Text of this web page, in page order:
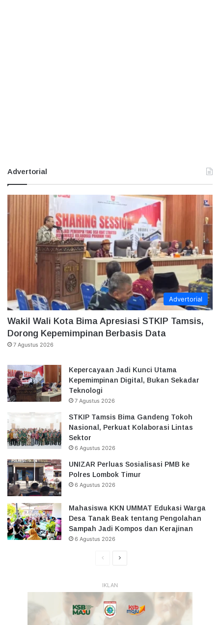
Advertorial
Advertorial
Wakil Wali Kota Bima Apresiasi STKIP Tamsis,
Dorong Kepemimpinan Berbasis Data
7 Agustus 2026
Kepercayaan Jadi Kunci Utama
Kepemimpinan Digital, Bukan Sekadar
Teknologi
7 Agustus 2026
STKIP Tamsis Bima Gandeng Tokoh
Nasional, Perkuat Kolaborasi Lintas
Sektor
6 Agustus 2026
UNIZAR Perluas Sosialisasi PMB ke
Polres Lombok Timur
6 Agustus 2026
Mahasiswa KKN UMMAT Edukasi Warga
Desa Tanak Beak tentang Pengolahan
Sampah Jadi Kompos dan Kerajinan
6 Agustus 2026
HalamanHalaman
IKLAN